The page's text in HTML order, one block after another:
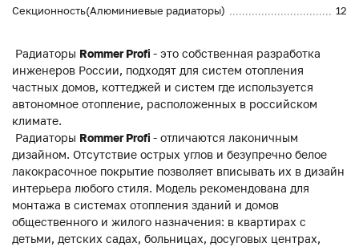
Секционность(Алюминиевые радиаторы)
12
Радиаторы Rommer Profi - это собственная разработка
инженеров России, подходят для систем отопления
частных домов, коттеджей и систем где используется
автономное отопление, расположенных в российском
климате.
Радиаторы Rommer Profi - отличаются лаконичным
дизайном. Отсутствие острых углов и безупречно белое
лакокрасочное покрытие позволяет вписывать их в дизайн
интерьера любого стиля. Модель рекомендована для
монтажа в системах отопления зданий и домов
общественного и жилого назначения: в квартирах с
детьми, детских садах, больницах, досуговых центрах,